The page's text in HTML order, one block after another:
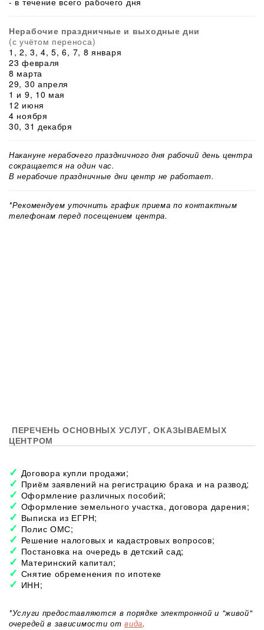
Нерабочие праздничные и выходные дни
(с учётом переноса)
1, 2, 3, 4, 5, 6, 7, 8 января
23 февраля
8 марта
29, 30 апреля
1 и 9, 10 мая
12 июня
4 ноября
30, 31 декабря
Накануне нерабочего праздничного дня рабочий день центра
сокращается на один час.
В нерабочие праздничные дни центр не работает.
*Рекомендуем уточнить график приема по контактным
телефонам перед посещением центра.
ПЕРЕЧЕНЬ ОСНОВНЫХ УСЛУГ, ОКАЗЫВАЕМЫХ
ЦЕНТРОМ
Договора купли продажи;
Приём заявлений на регистрацию брака и на развод;
Оформление различных пособий;
Оформление земельного участка, договора дарения;
Выписка из ЕГРН;
Полис ОМС;
Решение налоговых и кадастровых вопросов;
Постановка на очередь в детский сад;
Материнский капитал;
Снятие обременения по ипотеке
ИНН;
*Услуги предоставляются в порядке электронной и "живой"
очередей в зависимости отвида.